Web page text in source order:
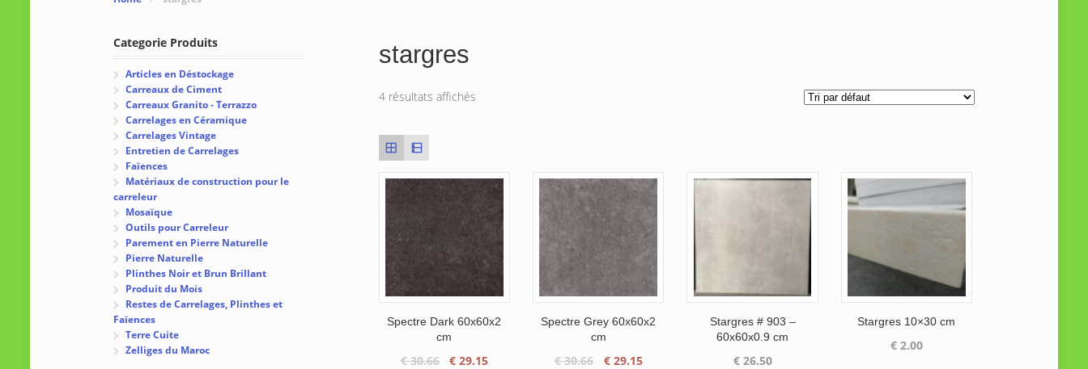
stargres
4 résultats affichés
Spectre Dark 60x60x2
cm
€30.66
Le
€ 29.15Le
Spectre Grey 60x60x2
cm
€30.66
Le
€29.15Le
Stargres # 903 –
60x60x0.9 cm
€26.50
Stargres 10×30 cm
€2.00
Categorie Produits
Articles en Déstockage
Carreaux de Ciment
Carreaux Granito - Terrazzo
Carrelages en Céramique
Carrelages Vintage
Entretien de Carrelages
Faïences
Matériaux de construction pour le
carreleur
Mosaïque
Outils pour Carreleur
Parement en Pierre Naturelle
Pierre Naturelle
Plinthes Noir et Brun Brillant
Produit du Mois
Restes de Carrelages, Plinthes et
Faïences
Terre Cuite
Zelliges du Maroc